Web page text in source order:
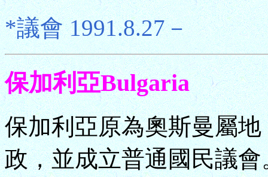
*議會 1991.8.27－
保加利亞Bulgaria
保加利亞原為奧斯曼屬
政，並成立普通國民議